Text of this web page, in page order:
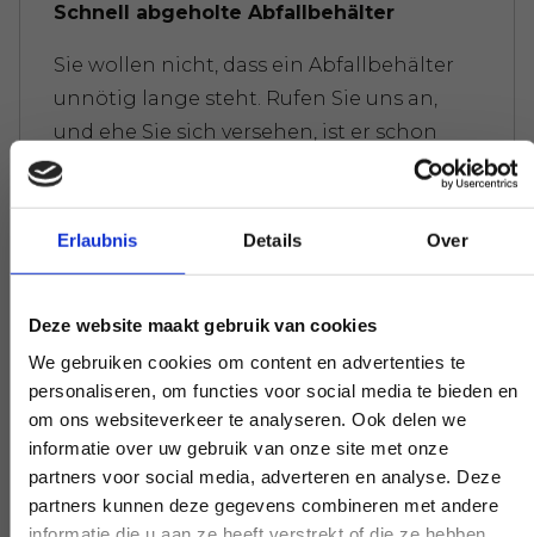
Erlaubnis Details Over
Deze website maakt gebruik van cookies
We gebruiken cookies om content en advertenties te
personaliseren, om functies voor social media te bieden en
om ons websiteverkeer te analyseren. Ook delen we
informatie over uw gebruik van onze site met onze
partners voor social media, adverteren en analyse. Deze
partners kunnen deze gegevens combineren met andere
Schnell abgeholte Abfallbehälter
Sie wollen nicht, dass ein Abfallbehälter
unnötig lange steht. Rufen Sie uns an,
und ehe Sie sich versehen, ist er schon
abgeholt; versuchen Sie das mal bei
Wir machen es uns nicht schwer
Es gibt eine Gewichtsgrenze für Ihren
Abfall. Überall wird Ihnen sofort die
Rechnung präsentiert. Machen Sie sich
nicht zu sehr verrückt, keine Sorge.